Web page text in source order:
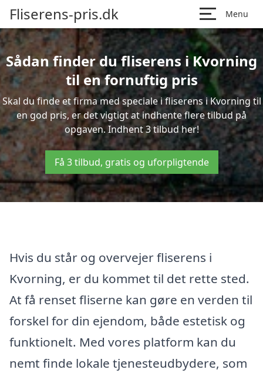
Fliserens-pris.dk Menu
Sådan finder du fliserens i Kvorning
til en fornuftig pris
Skal du finde et firma med speciale i fliserens i Kvorning til
en god pris, er det vigtigt at indhente flere tilbud på
opgaven. Indhent 3 tilbud her!
Få 3 tilbud, gratis og uforpligtende
Hvis du står og overvejer fliserens i
Kvorning, er du kommet til det rette sted.
At få renset fliserne kan gøre en verden til
forskel for din ejendom, både estetisk og
funktionelt. Med vores platform kan du
nemt finde lokale tjenesteudbydere, som